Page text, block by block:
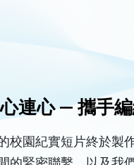
心連心 — 攜手
園紀實短片終於製